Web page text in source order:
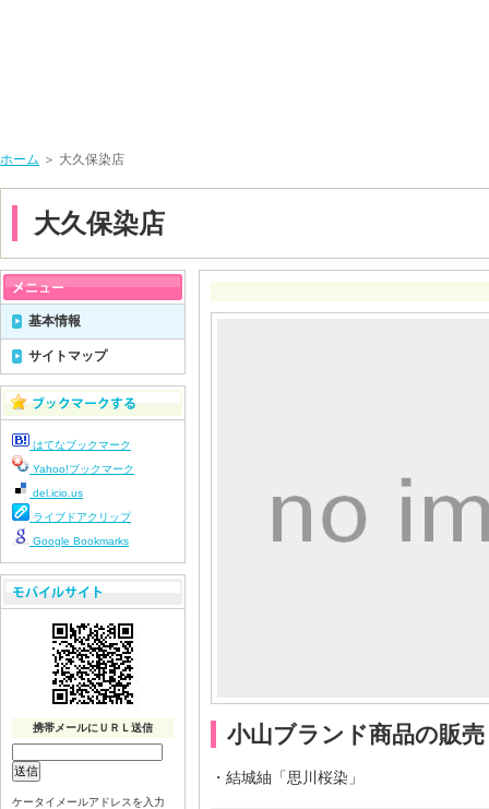
ホーム ＞ 大久保染店
大久保染店
小山ブランド商品の販売
・結城紬「思川桜染」
基本情報
サイトマップ
はてなブックマーク
Yahoo!ブックマーク
del.icio.us
ライブドアクリップ
Google Bookmarks
携帯メールにＵＲＬ送信
ケータイメールアドレスを入力